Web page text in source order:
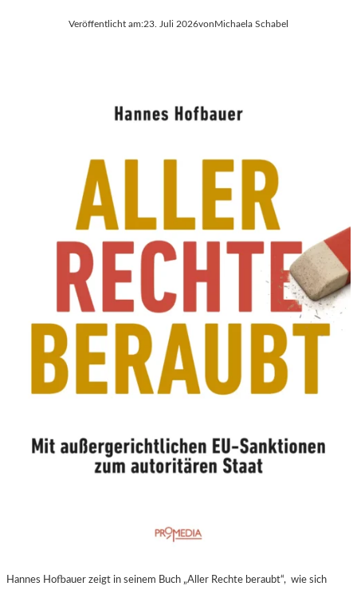
Veröffentlicht am:23. Juli 2026von Michaela Schabel
Hannes Hofbauer zeigt in seinem Buch „Aller Rechte beraubt“, wie sich